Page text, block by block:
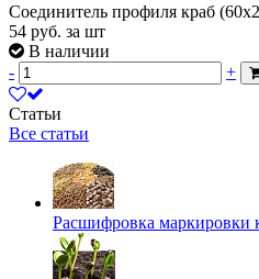
Соединитель профиля краб
54 руб. за шт
В наличии
-
+
Статьи
Все статьи
Расшифровка маркировки